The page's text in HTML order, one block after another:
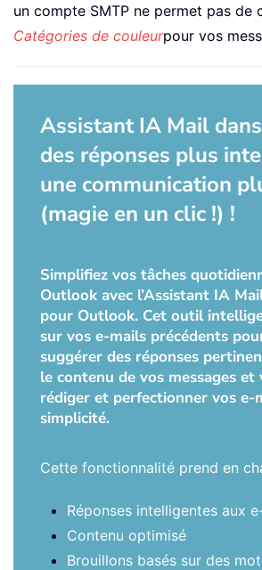
un compte SMTP ne permet pas de
Catégories de couleurpour vos
Assistant IA Mail
des réponses plus
une communication
(magie en un clic !) !
Simplifiez vos tâches
Outlook avec l’Assistant IA
pour Outlook. Cet outil
sur vos e-mails précédents
suggérer des réponses
le contenu de vos messages et
rédiger et perfectionner vos e-
simplicité.
Cette fonctionnalité prend en
Réponses intelligentes aux
Contenu optimisé
Brouillons basés sur des